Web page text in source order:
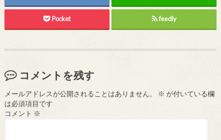
Pocket feedly
コメントを残す
メールアドレスが公開されることはありません。 ※ が付いている欄
は必須項目です
コメント ※